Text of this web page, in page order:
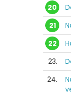
20
21
22
23.
24.